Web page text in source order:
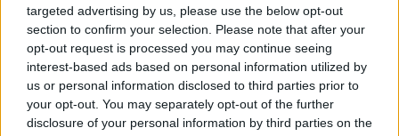
targeted advertising by us, please use the below opt-out
section to confirm your selection. Please note that after your
opt-out request is processed you may continue seeing
interest-based ads based on personal information utilized by
us or personal information disclosed to third parties prior to
your opt-out. You may separately opt-out of the further
disclosure of your personal information by third parties on the
Az a cél, hogy a Miskolci Egyetem tanárképzésének
gyakorlóiskolája legyen.
Közoktatás
Eduline/MTI